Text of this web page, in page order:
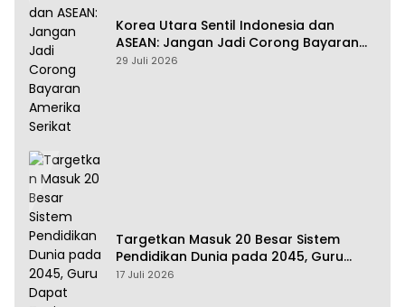
Korea Utara Sentil Indonesia dan
ASEAN: Jangan Jadi Corong Bayaran
Amerika Serikat
29 Juli 2026
Targetkan Masuk 20 Besar Sistem
Pendidikan Dunia pada 2045, Guru
Dapat Tunjangan hingga 100 Persen
17 Juli 2026